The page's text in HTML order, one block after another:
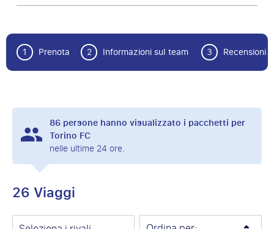
1 Prenota 2 Informazioni sul team 3 Recensioni
86persone hanno visualizzato i pacchetti per
Torino FC
nelle ultime 24 ore.
26 Viaggi